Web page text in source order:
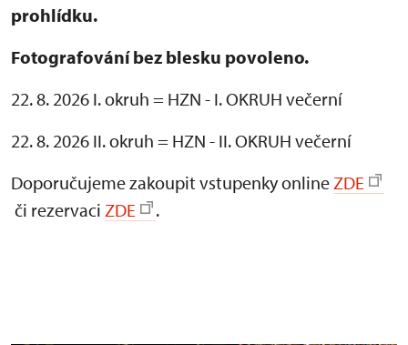
prohlídku.
Fotografování bez blesku povoleno.
22. 8. 2026 I. okruh = HZN - I. OKRUH večerní
22. 8. 2026 II. okruh = HZN - II. OKRUH večerní
Doporučujeme zakoupit vstupenky online ZDE
či rezervaci ZDE .